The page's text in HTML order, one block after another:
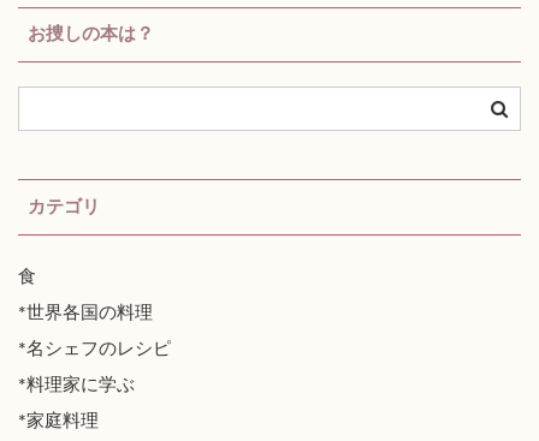
お捜しの本は？
カテゴリ
食
*世界各国の料理
*名シェフのレシピ
*料理家に学ぶ
*家庭料理